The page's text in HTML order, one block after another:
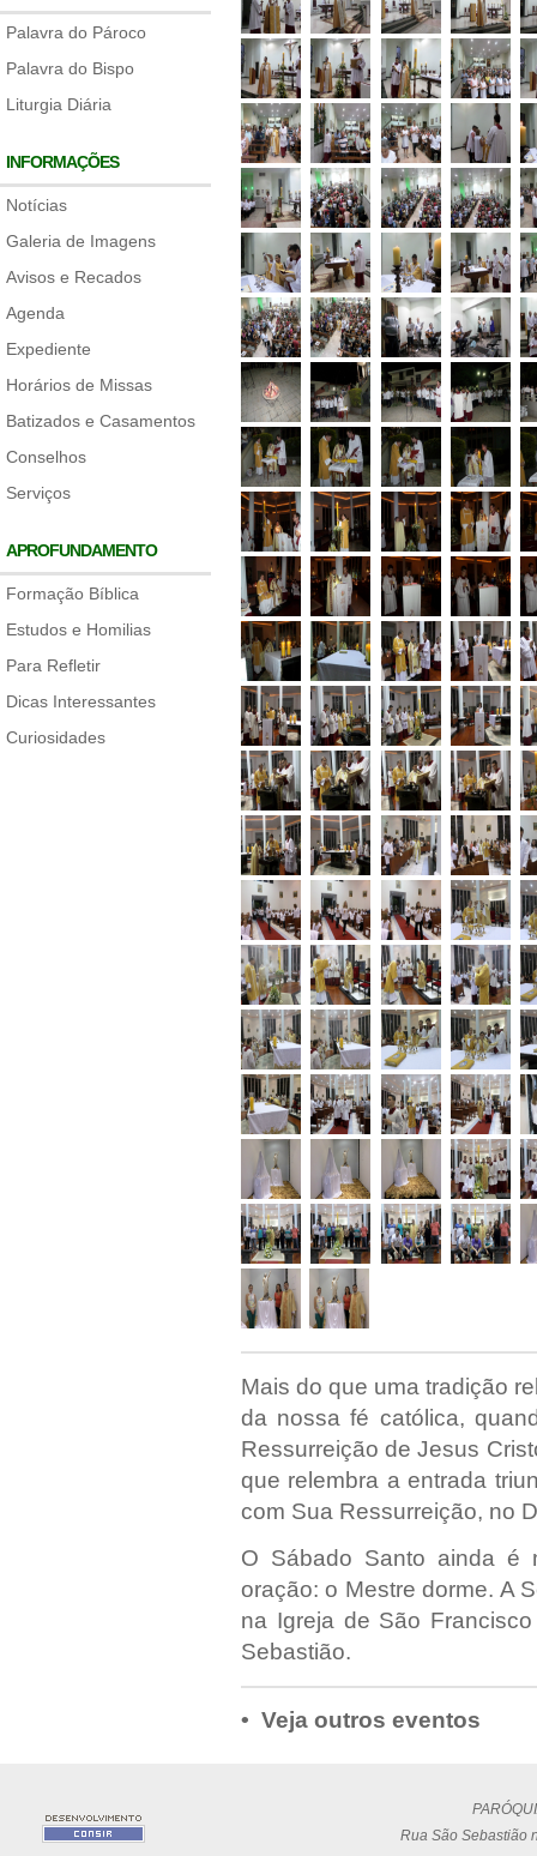
Palavra do Pároco
Palavra do Bispo
Liturgia Diária
INFORMAÇÕES
Notícias
Galeria de Imagens
Avisos e Recados
Agenda
Expediente
Horários de Missas
Batizados e Casamentos
Conselhos
Serviços
APROFUNDAMENTO
Formação Bíblica
Estudos e Homilias
Para Refletir
Dicas Interessantes
Curiosidades
Mais do que uma tradição
da nossa fé católica,
Ressurreição de Jesus
que relembra a entrada
com Sua Ressurreição, no
O Sábado Santo ainda é
oração: o Mestre dorme. A
na Igreja de São
Sebastião.
• Veja outros eventos
Rua São Sebastião